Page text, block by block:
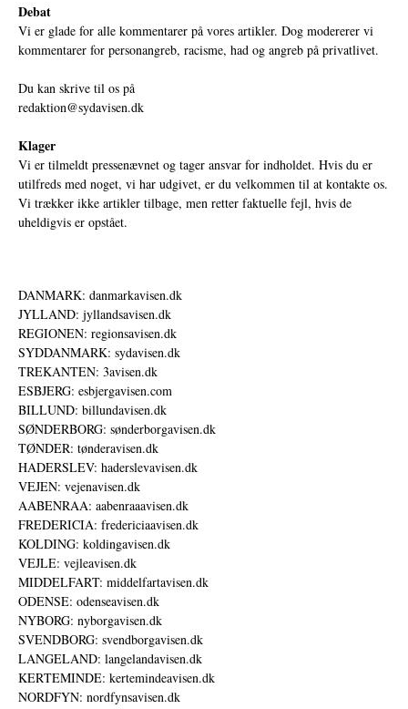
Debat
Vi er glade for alle kommentarer på vores artikler. Dog modererer vi
kommentarer for personangreb, racisme, had og angreb på privatlivet.
Du kan skrive til os på
redaktion@sydavisen.dk
Klager
Vi er tilmeldt pressenævnet og tager ansvar for indholdet. Hvis du er
utilfreds med noget, vi har udgivet, er du velkommen til at kontakte os.
Vi trækker ikke artikler tilbage, men retter faktuelle fejl, hvis de
uheldigvis er opstået.
DANMARK: danmarkavisen.dk
JYLLAND: jyllandsavisen.dk
REGIONEN: regionsavisen.dk
SYDDANMARK: sydavisen.dk
TREKANTEN: 3avisen.dk
ESBJERG: esbjergavisen.com
BILLUND: billundavisen.dk
SØNDERBORG: sønderborgavisen.dk
TØNDER: tønderavisen.dk
HADERSLEV: haderslevavisen.dk
VEJEN: vejenavisen.dk
AABENRAA: aabenraaavisen.dk
FREDERICIA: fredericiaavisen.dk
KOLDING: koldingavisen.dk
VEJLE: vejleavisen.dk
MIDDELFART: middelfartavisen.dk
ODENSE: odenseavisen.dk
NYBORG: nyborgavisen.dk
SVENDBORG: svendborgavisen.dk
LANGELAND: langelandavisen.dk
KERTEMINDE: kertemindeavisen.dk
NORDFYN: nordfynsavisen.dk